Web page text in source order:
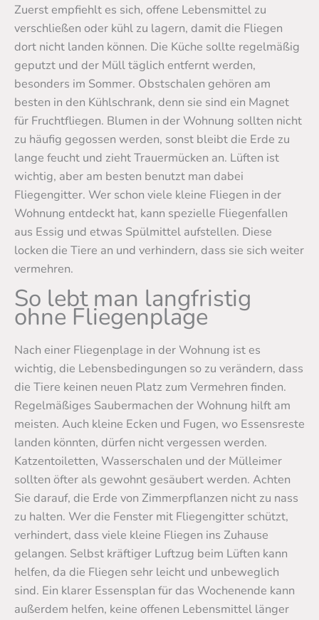
Zuerst empfiehlt es sich, offene Lebensmittel zu
verschließen oder kühl zu lagern, damit die Fliegen
dort nicht landen können. Die Küche sollte regelmäßig
geputzt und der Müll täglich entfernt werden,
besonders im Sommer. Obstschalen gehören am
besten in den Kühlschrank, denn sie sind ein Magnet
für Fruchtfliegen. Blumen in der Wohnung sollten nicht
zu häufig gegossen werden, sonst bleibt die Erde zu
lange feucht und zieht Trauermücken an. Lüften ist
wichtig, aber am besten benutzt man dabei
Fliegengitter. Wer schon viele kleine Fliegen in der
Wohnung entdeckt hat, kann spezielle Fliegenfallen
aus Essig und etwas Spülmittel aufstellen. Diese
locken die Tiere an und verhindern, dass sie sich weiter
vermehren.
So lebt man langfristig
ohne Fliegenplage
Nach einer Fliegenplage in der Wohnung ist es
wichtig, die Lebensbedingungen so zu verändern, dass
die Tiere keinen neuen Platz zum Vermehren finden.
Regelmäßiges Saubermachen der Wohnung hilft am
meisten. Auch kleine Ecken und Fugen, wo Essensreste
landen könnten, dürfen nicht vergessen werden.
Katzentoiletten, Wasserschalen und der Mülleimer
sollten öfter als gewohnt gesäubert werden. Achten
Sie darauf, die Erde von Zimmerpflanzen nicht zu nass
zu halten. Wer die Fenster mit Fliegengitter schützt,
verhindert, dass viele kleine Fliegen ins Zuhause
gelangen. Selbst kräftiger Luftzug beim Lüften kann
helfen, da die Fliegen sehr leicht und unbeweglich
sind. Ein klarer Essensplan für das Wochenende kann
außerdem helfen, keine offenen Lebensmittel länger